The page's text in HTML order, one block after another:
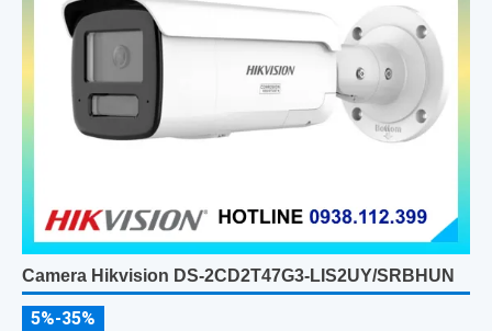
Camera Hikvision DS-2CD2T47G3-LIS2UY/SRBHUN
5%-35%